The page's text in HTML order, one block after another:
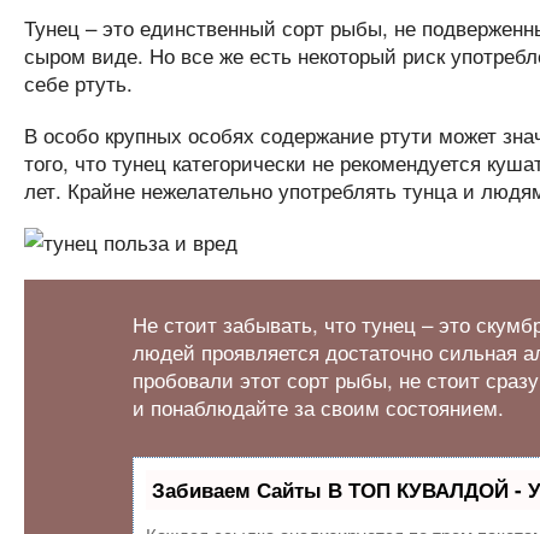
Тунец – это единственный сорт рыбы, не
сыром виде. Но все же есть некоторый риск
себе ртуть.
В особо крупных особях содержание ртути может
того, что тунец категорически не рекомендуется
лет. Крайне нежелательно употреблять тунца и
Не стоит забывать, что тунец – это
людей проявляется достаточно сильная
пробовали этот сорт рыбы, не стоит
и понаблюдайте за своим состоянием.
Забиваем Сайты В ТОП КУВАЛДОЙ -